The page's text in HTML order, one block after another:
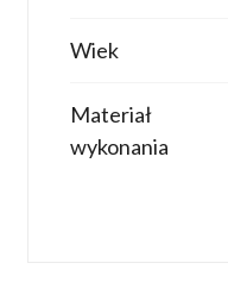
Wiek
Materiał
wykonania